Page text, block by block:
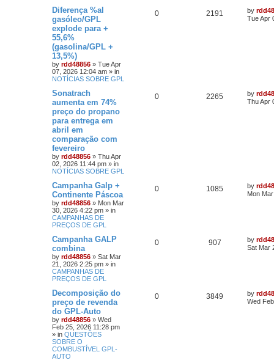
Diferença %al
gasóleo/GPL
explode para +
55,6%
(gasolina/GPL +
13,5%)
by rdd48856 » Tue Apr
07, 2026 12:04 am » in
NOTÍCIAS SOBRE GPL
0 2191 by
Tue Apr
Sonatrach
aumenta em 74%
preço do propano
para entrega em
abril em
comparação com
fevereiro
by rdd48856 » Thu Apr
02, 2026 11:44 pm » in
NOTÍCIAS SOBRE GPL
0 2265 by
Thu Apr
Campanha Galp +
Continente Páscoa
by rdd48856 » Mon Mar
30, 2026 4:22 pm » in
CAMPANHAS DE
PREÇOS DE GPL
0 1085 by
Mon
Campanha GALP
combina
by rdd48856 » Sat Mar
21, 2026 2:25 pm » in
CAMPANHAS DE
PREÇOS DE GPL
0 907 by
Sat Mar
Decomposição do
preço de revenda
do GPL-Auto
by rdd48856 » Wed
Feb 25, 2026 11:28 pm
» in QUESTÕES
SOBRE O
COMBUSTÍVEL GPL-
AUTO
0 3849 by
Wed